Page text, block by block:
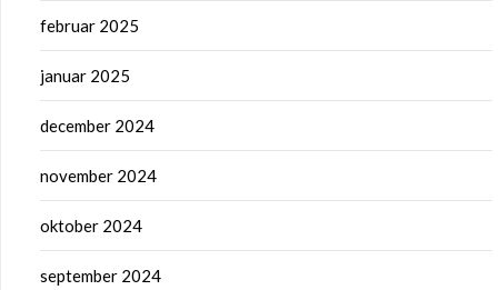
februar 2025
januar 2025
december 2024
november 2024
oktober 2024
september 2024